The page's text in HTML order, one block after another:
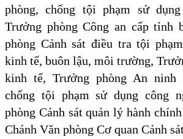
phòng, chống tội phạm sử
Trưởng phòng Công an cấp tỉnh
phòng Cảnh sát điều tra tội
kinh tế, buôn lậu, môi trường,
kinh tế, Trưởng phòng An ninh
chống tội phạm sử dụng công
phòng Cảnh sát quản lý hành
Chánh Văn phòng Cơ quan Cảnh